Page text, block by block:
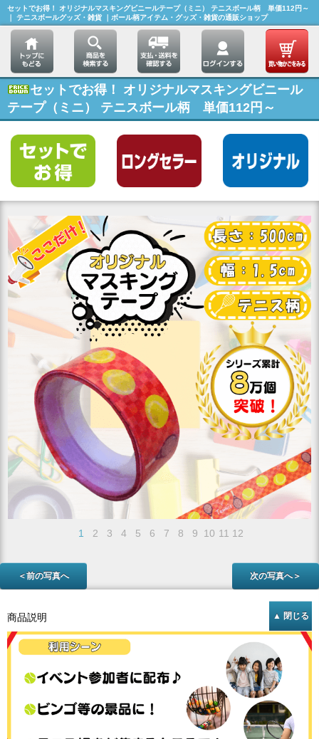
セットでお得！ オリジナルマスキングビニールテープ（ミニ） テニスボール柄 単価112円～
｜ テニスボールグッズ・雑貨 ｜ボール柄アイテム・グッズ・雑貨の通販ショップ
セットでお得！ オリジナルマスキングビニール
テープ（ミニ） テニスボール柄 単価112円～
1 2 3 4 5 6 7 8 9 10 11 12
＜前の写真へ 次の写真へ＞
商品説明